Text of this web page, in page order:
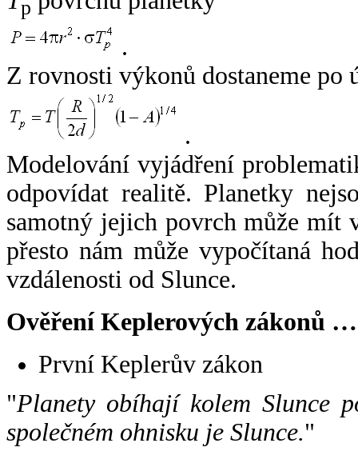
p
.
Z rovnosti výkonů dostaneme po
.
Modelování vyjádření
odpovídat realitě. Planetky
samotný jejich povrch může mít
přesto nám může vypočítaná
vzdálenosti od Slunce.
Ověření Keplerových zákonů …
První Keplerův zákon
"Planety obíhají kolem Slunce
společném ohnisku je Slunce."